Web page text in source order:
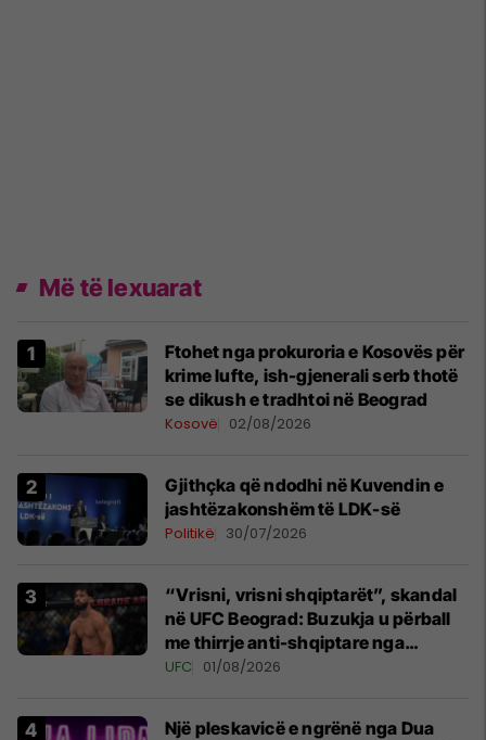
Më të lexuarat
Ftohet nga prokuroria e Kosovës për
krime lufte, ish-gjenerali serb thotë
se dikush e tradhtoi në Beograd
Kosovë 02/08/2026
Gjithçka që ndodhi në Kuvendin e
jashtëzakonshëm të LDK-së
Politikë 30/07/2026
“Vrisni, vrisni shqiptarët”, skandal
në UFC Beograd: Buzukja u përball
me thirrje anti-shqiptare nga
tribunat
UFC 01/08/2026
Një pleskavicë e ngrënë nga Dua